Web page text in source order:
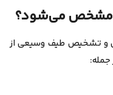
مشخص می‌شود؟
و تشخیص طیف وسیعی از